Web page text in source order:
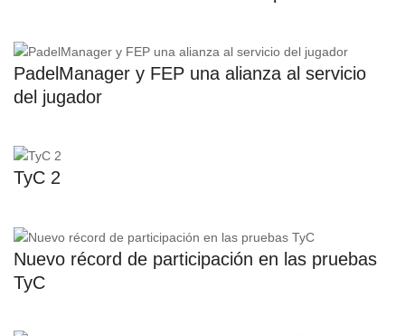
PadelManager y FEP una alianza al servicio
del jugador
TyC 2
Nuevo récord de participación en las pruebas
TyC